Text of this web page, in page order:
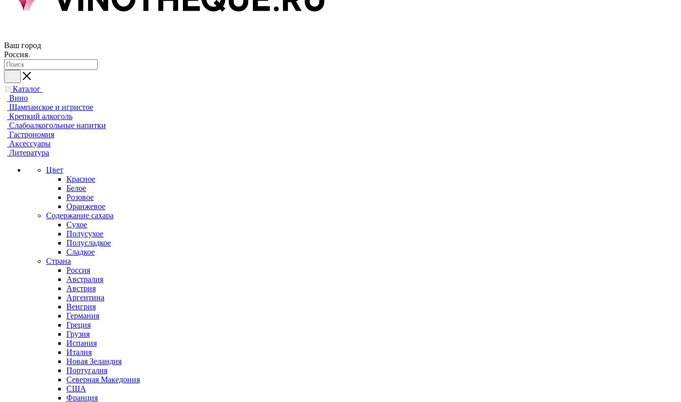
Ваш город
Россия
Каталог
Вино
Шампанское и игристое
Крепкий алкоголь
Слабоалкогольные напитки
Гастрономия
Аксессуары
Литература
Цвет
Красное
Белое
Розовое
Оранжевое
Содержание сахара
Сухое
Полусухое
Полусладкое
Сладкое
Страна
Россия
Австралия
Австрия
Аргентина
Венгрия
Германия
Греция
Грузия
Испания
Италия
Новая Зеландия
Португалия
Северная Македония
США
Франция